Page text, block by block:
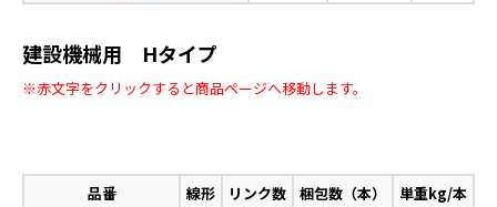
建設機械用 Hタイプ
※赤文字をクリックすると商品ページへ移動します。
品番 線形 リンク数 梱包数（本）
単重kg/本